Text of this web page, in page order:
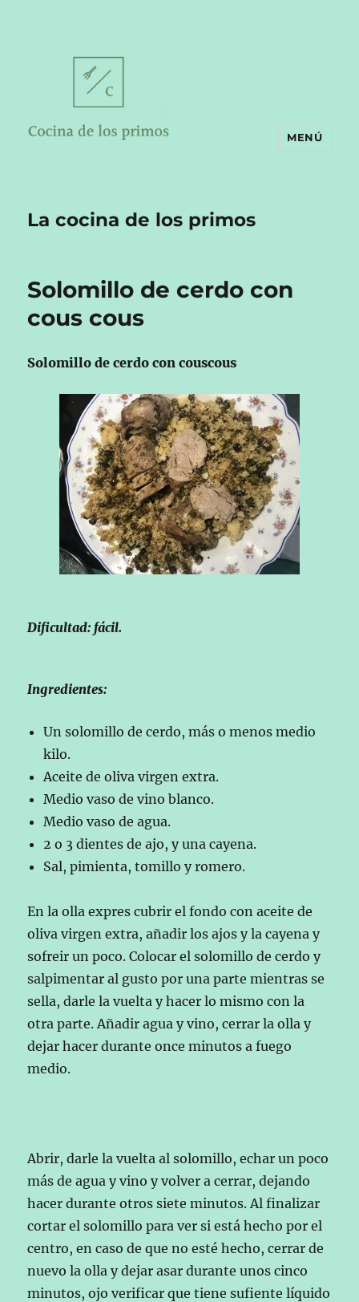
La cocina de los primos
MENÚ
Solomillo de cerdo con
cous cous
Solomillo de cerdo con couscous
Dificultad: fácil.
Ingredientes:
Un solomillo de cerdo, más o menos medio
kilo.
Aceite de oliva virgen extra.
Medio vaso de vino blanco.
Medio vaso de agua.
2 o 3 dientes de ajo, y una cayena.
Sal, pimienta, tomillo y romero.
En la olla expres cubrir el fondo con aceite de
oliva virgen extra, añadir los ajos y la cayena y
sofreir un poco. Colocar el solomillo de cerdo y
salpimentar al gusto por una parte mientras se
sella, darle la vuelta y hacer lo mismo con la
otra parte. Añadir agua y vino, cerrar la olla y
dejar hacer durante once minutos a fuego
medio.
Abrir, darle la vuelta al solomillo, echar un poco
más de agua y vino y volver a cerrar, dejando
hacer durante otros siete minutos. Al finalizar
cortar el solomillo para ver si está hecho por el
centro, en caso de que no esté hecho, cerrar de
nuevo la olla y dejar asar durante unos cinco
minutos, ojo verificar que tiene sufiente líquido